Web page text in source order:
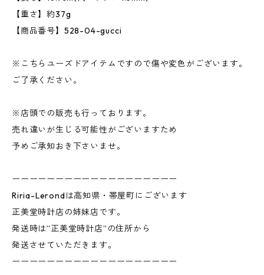
【重さ】約37g
【商品番号】528-04-gucci
※こちらユーズドアイテムですので傷や変色がございます。
ご了承ください。
※店頭での販売も行っております。
売れ違いが生じる可能性がございますため
予めご承知おき下さいませ。
ーーーーーーーーーーーーーーーーーーー
Riria-Lerondは高知県・帯屋町にございます
正美堂時計店の姉妹店です。
発送時は”正美堂時計店”の住所から
発送させていただきます。
ーーーーーーーーーーーーーーーーーーー